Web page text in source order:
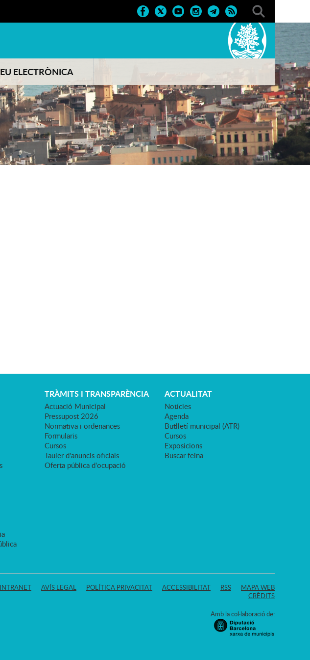
ELECTRÒNICA
TRÀMITS I TRANSPARÈNCIA
Actuació Municipal
Pressupost 2026
Normativa i ordenances
Formularis
Cursos
Tauler d'anuncis oficials
Oferta pública d'ocupació
ACTUALITAT
Notícies
Agenda
Butlletí municipal (ATR)
Cursos
Exposicions
Buscar feina
INTRANET AVÍS LEGAL POLÍTICA PRIVACITAT ACCESSIBILITAT RSS
MAPA WEB
CRÈDITS
Amb la col·laboració de: